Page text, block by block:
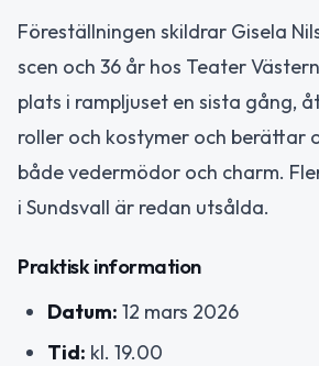
Föreställningen skildrar Gisela
scen och 36 år hos Teater
plats i rampljuset en sista gång,
roller och kostymer och berättar
både vedermödor och charm.
i Sundsvall är redan utsålda.
Praktisk information
Datum: 12 mars 2026
Tid: kl. 19.00